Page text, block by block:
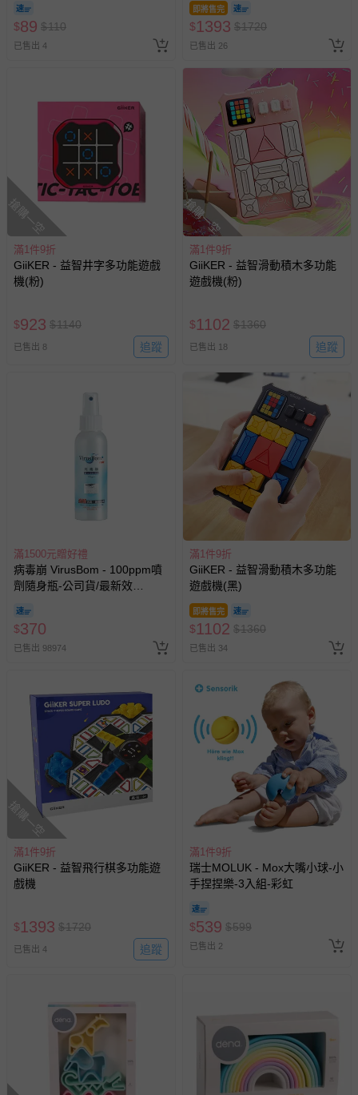
$89 $110
已售出 4
即將售完
$1393 $1720
已售出 26
搶購一空
滿1件9折
GiiKER - 益智井字多功能遊戲
機(粉)
$923 $1140
已售出 8 追蹤
搶購一空
滿1件9折
GiiKER - 益智滑動積木多功能
遊戲機(粉)
$1102 $1360
已售出 18 追蹤
滿1500元贈好禮
病毒崩 VirusBom - 100ppm噴
劑隨身瓶-公司貨/最新效
$370
已售出 98974
滿1件9折
GiiKER - 益智滑動積木多功能
遊戲機(黑)
即將售完
$1102 $1360
已售出 34
搶購一空
滿1件9折
GiiKER - 益智飛行棋多功能遊
戲機
$1393 $1720
已售出 4 追蹤
滿1件9折
瑞士MOLUK - Mox大嘴小球-小
手捏捏樂-3入組-彩虹
$539 $599
已售出 2